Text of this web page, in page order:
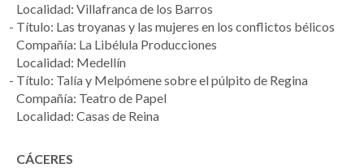
Localidad: Villafranca de los Barros
Título: Las troyanas y las mujeres en los conflictos bélicos
Compañía: La Libélula Producciones
Localidad: Medellín
Título: Talía y Melpómene sobre el púlpito de Regina
Compañía: Teatro de Papel
Localidad: Casas de Reina
CÁCERES